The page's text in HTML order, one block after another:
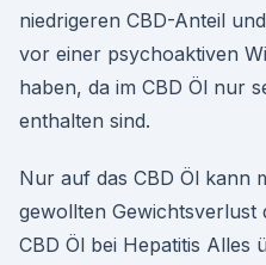
niedrigeren CBD-Anteil
vor einer psychoaktiven
haben, da im CBD Öl nur
enthalten sind.
Nur auf das CBD Öl kann
gewollten Gewichtsverlust
CBD Öl bei Hepatitis Alles